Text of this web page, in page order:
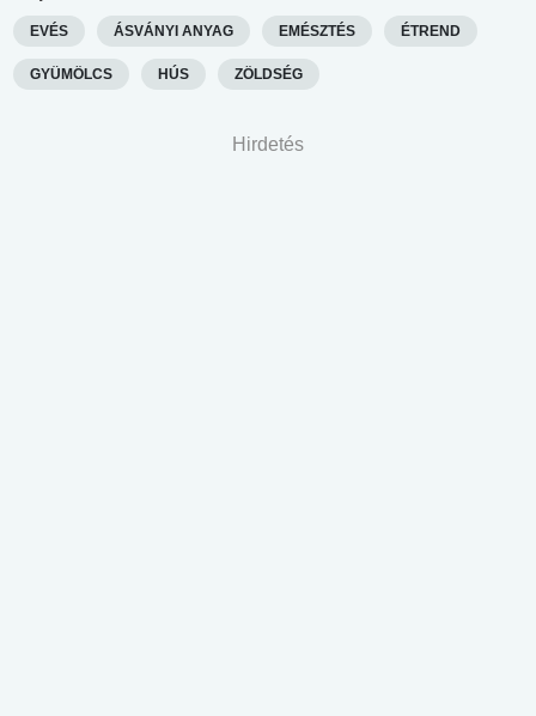
EVÉS ÁSVÁNYI ANYAG EMÉSZTÉS ÉTREND
GYÜMÖLCS HÚS ZÖLDSÉG
Hirdetés